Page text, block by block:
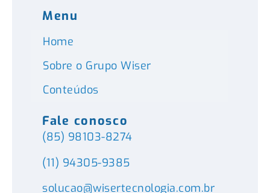
Menu
Home
Sobre o Grupo Wiser
Conteúdos
Fale conosco
(85) 98103-8274
(11) 94305-9385
solucao@wisertecnologia.com.br